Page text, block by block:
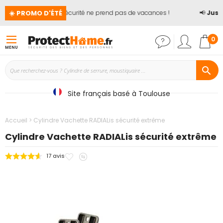
☀️ PROMO D'ÉTÉ🏖️ La sécurité ne prend pas de vacances ! 📢
MENU
0
Site français basé à Toulouse
Accueil Cylindre Vachette RADIALis sécurité extrême
Cylindre Vachette RADIALis sécurité extrême
17 avis
Ajouter